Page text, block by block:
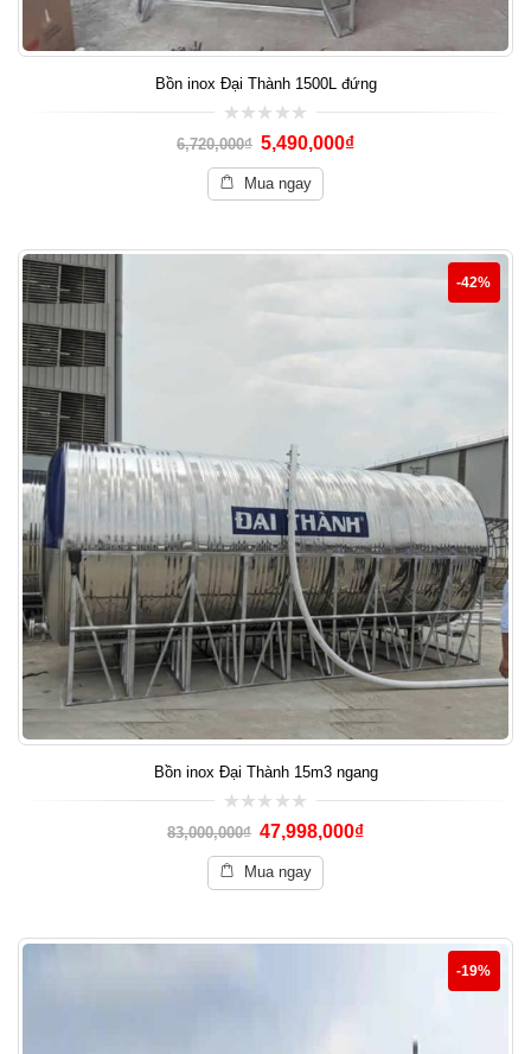
Bồn inox Đại Thành 1500L đứng
0
out
of
5
6,720,000₫ 5,490,000₫
Mua ngay
-42%
Bồn inox Đại Thành 15m3 ngang
0
out
of
5
83,000,000₫ 47,998,000₫
Mua ngay
-19%